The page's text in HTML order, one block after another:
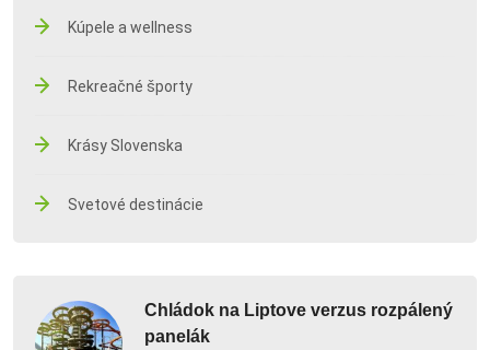
Kúpele a wellness
Rekreačné športy
Krásy Slovenska
Svetové destinácie
Chládok na Liptove verzus rozpálený
panelák